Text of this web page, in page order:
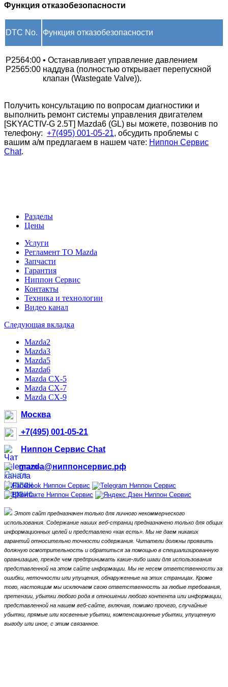
Функция отказобезопасности
DTC No. Функция отказобезопасности
P2564:00
P2565:00
• Останавливает управление давлением
наддува (полностью открывает перепускной
клапан (Wastegate Valve)).
Получить консультацию по вопросам диагностики и
выполнить ремонт системы управления двигателем
[SKYACTIV-G 2.5T] Mazda6 (GL) вы можете, позвонив по
телефону: +7(495) 001-05-21, обсудить проблемы с
вашим а/м предлагаем в нашем чате: Ниппон Сервис
Chat.
Разделы
Цены
Услуги
Регламент ТО Mazda
Запчасти
Гарантия
Ниппон Сервис
Контакты
Техника и технологии
Видео канал
Следующая вкладка
Mazda2
Mazda3
Mazda5
Mazda6
Mazda CX-5
Mazda CX-7
Mazda CX-9
Москва
+7(495) 001-05-21
Ниппон Сервис Chat
mazda@ниппонсервис.рф
Этот сайт предназначен только для личного некоммерческого
использования. Содержание наших веб-страниц предназначено только для общих
информационных целей и представлено «как есть». Мы не даем никаких
гарантий относительно точности содержания. Читатели должны проявить
должную осмотрительность и обратиться за помощью в специализированную
организацию, прежде чем предпринимать какие-либо шаги для использования
представленной на этом сайте информации. Мы не несем ответственности за
ошибки, неточности или упущения, обнаруженные на этих страницах. Кроме
того, настоящим мы исключаем свою ответственность за любые требования,
претензии, убытки любого рода в отношении любого контента или информации,
представленной на нашем веб-сайте, включая, помимо прочего, случайные
убытки, прямые или косвенные убытки, компенсационные убытки, упущенную
выгоду или иное, с этим связанное.